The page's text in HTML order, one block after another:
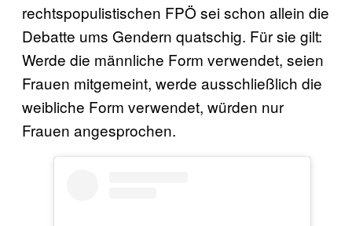
rechtspopulistischen FPÖ sei schon allein die
Debatte ums Gendern quatschig. Für sie gilt:
Werde die männliche Form verwendet, seien
Frauen mitgemeint, werde ausschließlich die
weibliche Form verwendet, würden nur
Frauen angesprochen.